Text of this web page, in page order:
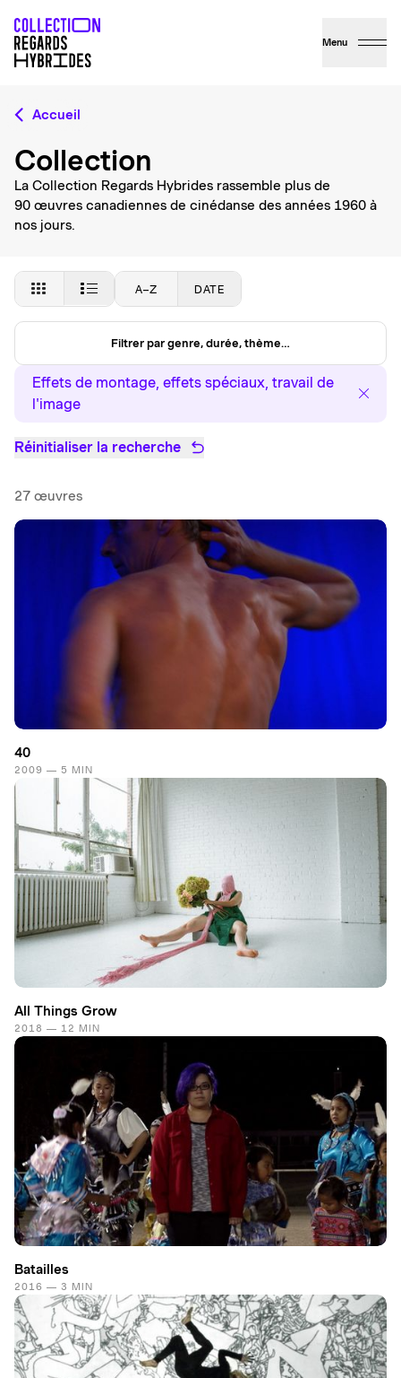
Menu
Accueil
Collection
La Collection Regards Hybrides rassemble plus de
90 œuvres canadiennes de cinédanse des années 1960 à
nos jours.
A–Z DATE
Filtrer par genre, durée, thème…
Effets de montage, effets spéciaux, travail de
l'image
Réinitialiser la recherche
27 œuvres
40
2009 — 5 MIN
All Things Grow
2018 — 12 MIN
Batailles
2016 — 3 MIN